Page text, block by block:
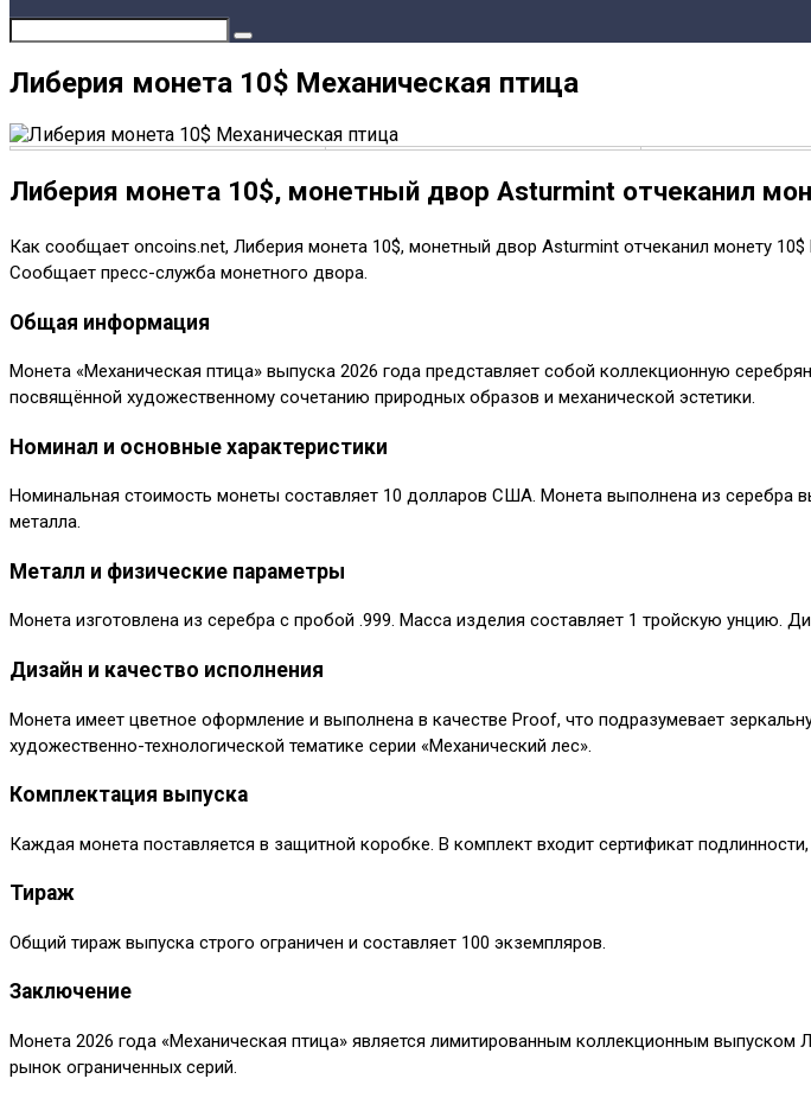
Либерия монета 10$ Механическая птица
Либерия монета 10$, монетный двор Asturmint отчеканил
Как сообщает oncoins.net, Либерия монета 10$, монетный двор Asturmint отчеканил монету 10$
Сообщает пресс-служба монетного двора.
Общая информация
Монета «Механическая птица» выпуска 2026 года представляет собой коллекционную
посвящённой художественному сочетанию природных образов и механической эстетики.
Номинал и основные характеристики
Номинальная стоимость монеты составляет 10 долларов США. Монета выполнена из серебра
металла.
Металл и физические параметры
Монета изготовлена из серебра с пробой .999. Масса изделия составляет 1 тройскую унцию.
Дизайн и качество исполнения
Монета имеет цветное оформление и выполнена в качестве Proof, что подразумевает
художественно-технологической тематике серии «Механический лес».
Комплектация выпуска
Каждая монета поставляется в защитной коробке. В комплект входит сертификат
Тираж
Общий тираж выпуска строго ограничен и составляет 100 экземпляров.
Заключение
Монета 2026 года «Механическая птица» является лимитированным коллекционным
рынок ограниченных серий.